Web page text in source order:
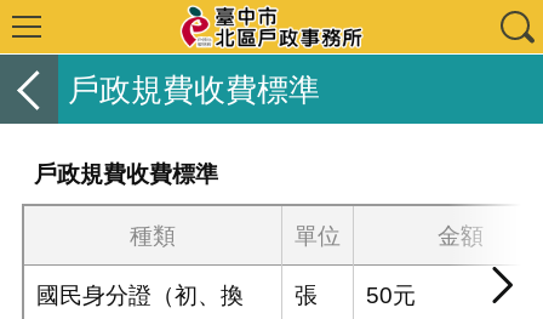
戶政規費收費標準
戶政規費收費標準
種類 單位 金額
國民身分證（初、換
張 50元